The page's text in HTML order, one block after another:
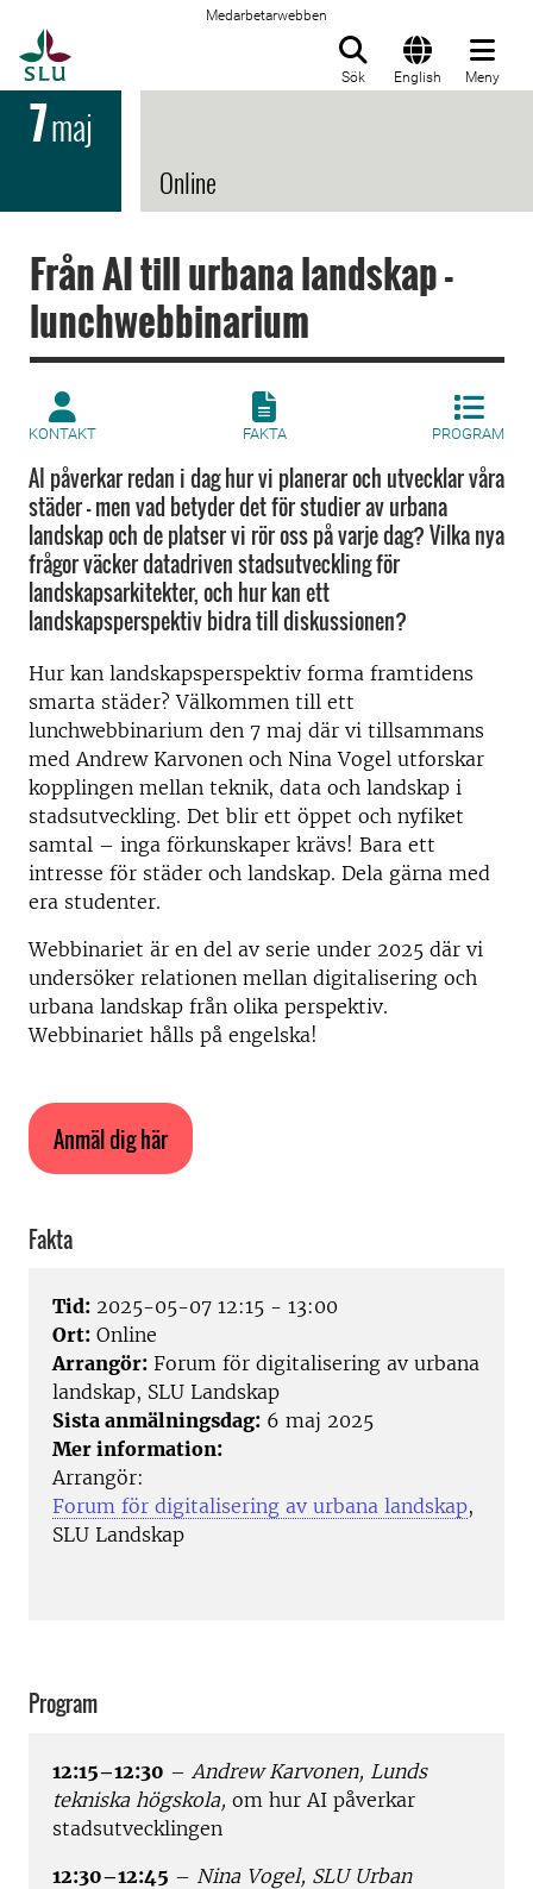
Medarbetarwebben
Sök English Meny
7maj
Online
Från AI till urbana landskap -
lunchwebbinarium
KONTAKT FAKTA PROGRAM
AI påverkar redan i dag hur vi planerar och utvecklar våra
städer – men vad betyder det för studier av urbana
landskap och de platser vi rör oss på varje dag? Vilka nya
frågor väcker datadriven stadsutveckling för
landskapsarkitekter, och hur kan ett
landskapsperspektiv bidra till diskussionen?
Hur kan landskapsperspektiv forma framtidens
smarta städer? Välkommen till ett
lunchwebbinarium den 7 maj där vi tillsammans
med Andrew Karvonen och Nina Vogel utforskar
kopplingen mellan teknik, data och landskap i
stadsutveckling. Det blir ett öppet och nyfiket
samtal – inga förkunskaper krävs! Bara ett
intresse för städer och landskap. Dela gärna med
era studenter.
Webbinariet är en del av serie under 2025 där vi
undersöker relationen mellan digitalisering och
urbana landskap från olika perspektiv.
Webbinariet hålls på engelska!
Anmäl dig här
Fakta
Tid: 2025-05-07 12:15 - 13:00
Ort: Online
Arrangör: Forum för digitalisering av urbana
landskap, SLU Landskap
Sista anmälningsdag: 6 maj 2025
Mer information:
Arrangör:
Forum för digitalisering av urbana landskap,
SLU Landskap
Program
12:15–12:30 – Andrew Karvonen, Lunds
tekniska högskola, om hur AI påverkar
stadsutvecklingen
12:30–12:45 – Nina Vogel, SLU Urban